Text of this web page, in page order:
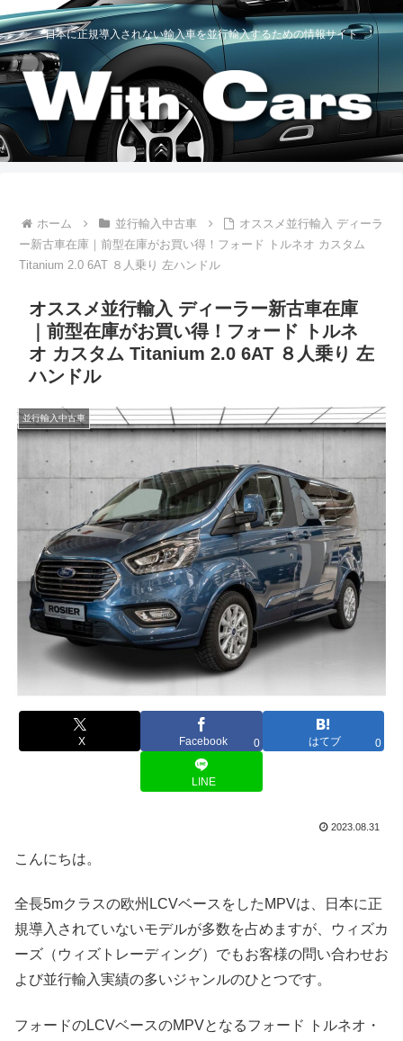
日本に正規導入されない輸入車を並行輸入するための情報サイト
ホーム 並行輸入中古車
オススメ並行輸入 ディーラ
ー新古車在庫｜前型在庫がお買い得！フォード トルネオ カスタム
Titanium 2.0 6AT ８人乗り 左ハンドル
オススメ並行輸入 ディーラー新古車在庫
｜前型在庫がお買い得！フォード トルネ
オ カスタム Titanium 2.0 6AT ８人乗り 左
ハンドル
並行輸入中古車
X Facebook 0 はてブ 0
LINE
2023.08.31
こんにちは。
全長5mクラスの欧州LCVベースをしたMPVは、日本に正
規導入されていないモデルが多数を占めますが、ウィズカ
ーズ（ウィズトレーディング）でもお客様の問い合わせお
よび並行輸入実績の多いジャンルのひとつです。
フォードのLCVベースのMPVとなるフォード トルネオ・